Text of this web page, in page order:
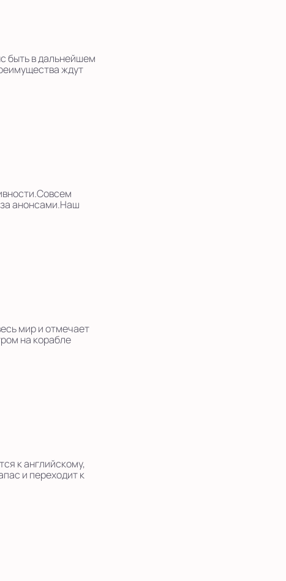
быть в дальнейшем
ждут
анонсами.Наш
мир и отмечает
на корабле
к английскому,
и переходит к